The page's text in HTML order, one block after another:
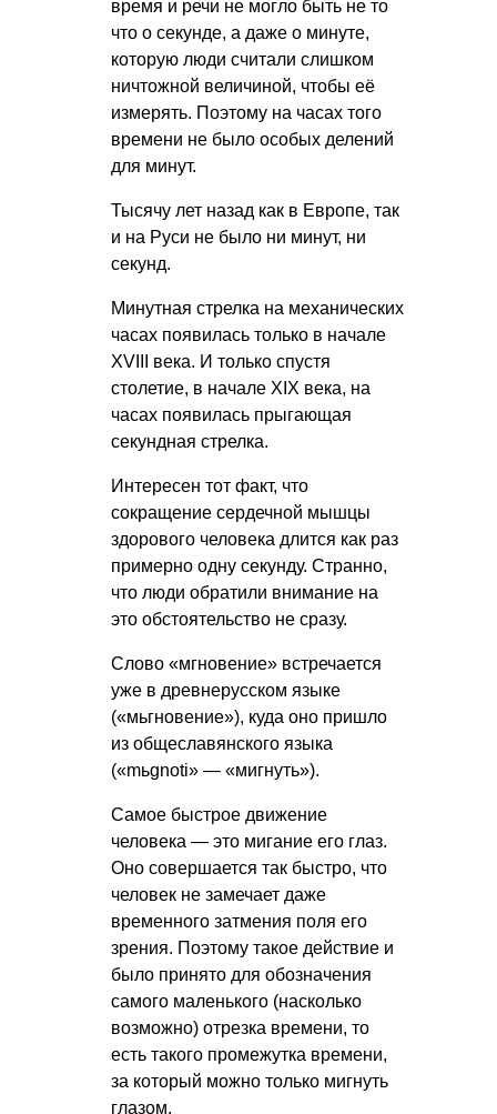
время и речи не могло быть не то
что о секунде, а даже о минуте,
которую люди считали слишком
ничтожной величиной, чтобы её
измерять. Поэтому на часах того
времени не было особых делений
для минут.
Тысячу лет назад как в Европе, так
и на Руси не было ни минут, ни
секунд.
Минутная стрелка на механических
часах появилась только в начале
XVIII века. И только спустя
столетие, в начале XIX века, на
часах появилась прыгающая
секундная стрелка.
Интересен тот факт, что
сокращение сердечной мышцы
здорового человека длится как раз
примерно одну секунду. Странно,
что люди обратили внимание на
это обстоятельство не сразу.
Слово «мгновение» встречается
уже в древнерусском языке
(«мьгновение»), куда оно пришло
из общеславянского языка
(«mьgnoti» — «мигнуть»).
Самое быстрое движение
человека — это мигание его глаз.
Оно совершается так быстро, что
человек не замечает даже
временного затмения поля его
зрения. Поэтому такое действие и
было принято для обозначения
самого маленького (насколько
возможно) отрезка времени, то
есть такого промежутка времени,
за который можно только мигнуть
глазом.